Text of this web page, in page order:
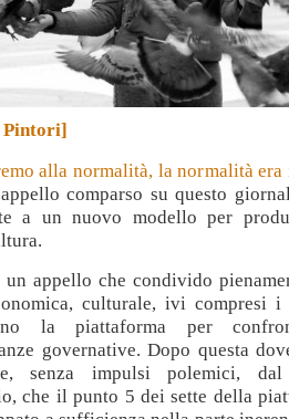
Pintori]
alla normalità, la normalità
comparso su questo
a un nuovo modello per
.
appello che condivido
culturale, ivi compresi
la piattaforma per
governative. Dopo questa
senza impulsi polemici,
che il punto 5 dei sette della